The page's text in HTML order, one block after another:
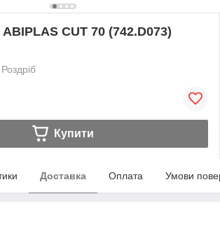
CUT 70 (742.D073)
Роздріб
Купити
Доставка Оплата Умови